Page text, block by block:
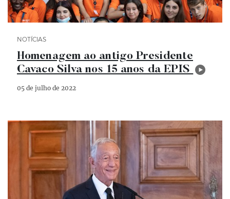
Categoria Notícias
NOTÍCIAS
Homenagem ao antigo Presidente
Cavaco Silva nos 15 anos da EPIS
05 de julho de 2022